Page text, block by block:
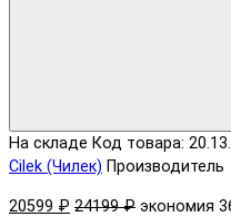
На складе Код товара:
Cilek (Чилек) Производитель
20599 ₽ 24199 ₽ экономия